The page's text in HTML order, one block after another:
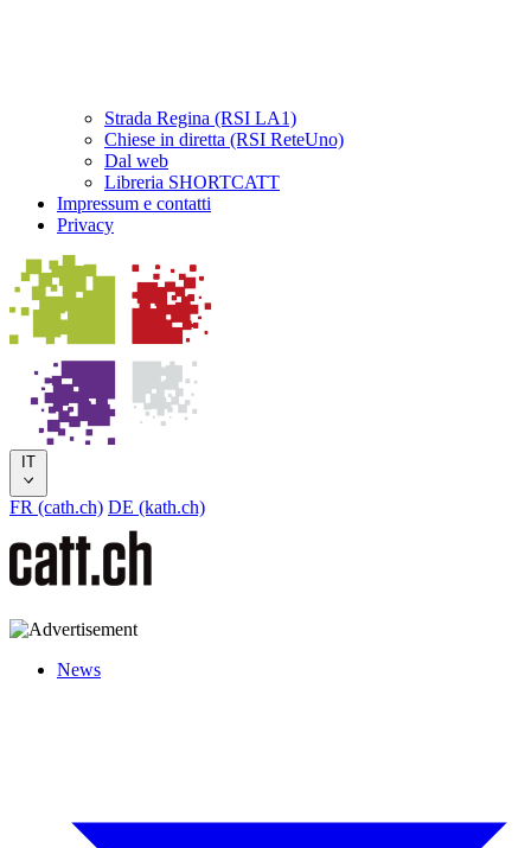
Strada Regina (RSI LA1)
Chiese in diretta (RSI ReteUno)
Dal web
Libreria SHORTCATT
Impressum e contatti
Privacy
IT
FR (cath.ch) DE (kath.ch)
News